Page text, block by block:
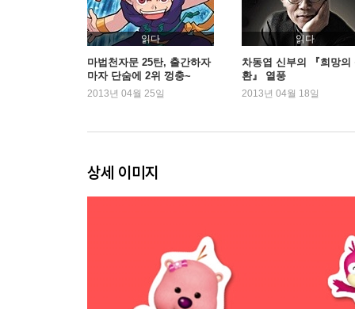
읽다
마법천자문 25탄, 출간하자
마자 단숨에 2위 껑충~
2013년 04월 25일
읽다
차동엽 신부의 『희망의
환』 열풍
2013년 04월 18일
상세 이미지